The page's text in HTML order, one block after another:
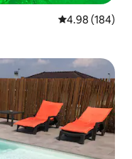
Penarafan
4.98 (184)